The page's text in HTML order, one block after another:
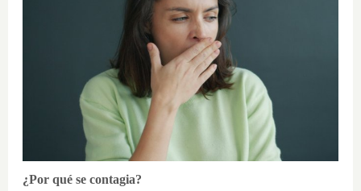
¿Por qué se contagia?